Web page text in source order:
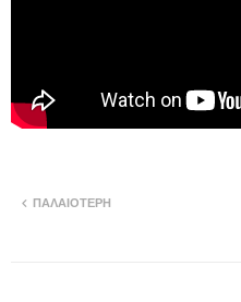
ΠΑΛΑΙΌΤΕΡΗ